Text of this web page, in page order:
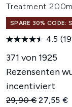
Treatment
SPARE 30% CODE:
4.5
371 von 1925
Rezensenten
incentiviert
Unverbindliche
29,90 €Aktueller
27,55 €